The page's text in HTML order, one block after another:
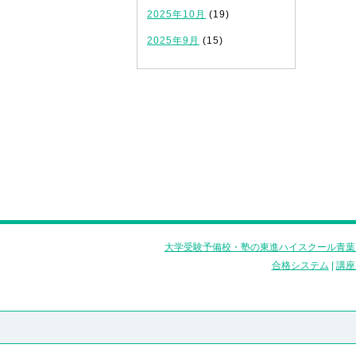
2025年10月 (19)
2025年9月 (15)
大学受験予備校・塾の東進ハイスクール青
合格システム
講